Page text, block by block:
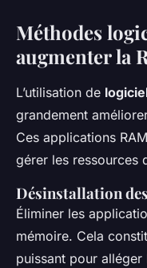
Méthodes
augmenter la
L’utilisation de
grandement
Ces applications
gérer les ressources
Désinstallation
Éliminer les
mémoire. Cela
puissant pour